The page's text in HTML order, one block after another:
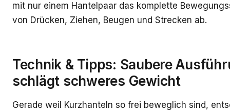
mit nur einem Hantelpaar das komplette
von Drücken, Ziehen, Beugen und Strecken ab.
Technik & Tipps: Saubere
schlägt schweres Gewicht
Gerade weil Kurzhanteln so frei beweglich sind,